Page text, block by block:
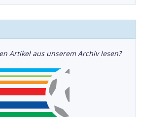
Artikel aus unserem Archiv lesen?